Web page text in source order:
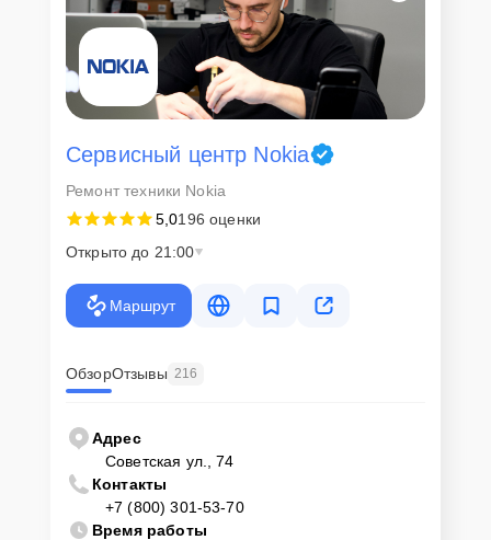
Сервисный центр Nokia
Ремонт техники Nokia
5,0196 оценки
Открыто до 21:00
Маршрут
ОбзорОтзывы 216
Адрес
Советская ул., 74
Контакты
+7 (800) 301-53-70
Время работы